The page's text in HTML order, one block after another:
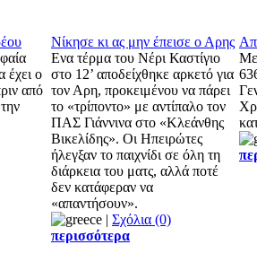
ο
από
Νίκησε κι ας μην έπεισε ο Αρης
Ενα τέρμα του Νέρι Καστίγιο
στο 12’ αποδείχθηκε αρκετό για
τον Αρη, προκειμένου να πάρει
το «τρίποντο» με αντίπαλο τον
ΠΑΣ Γιάννινα στο «Κλεάνθης
Βικελίδης». Οι Ηπειρώτες
ήλεγξαν το παιχνίδι σε όλη τη
διάρκεια του ματς, αλλά ποτέ
δεν κατάφεραν να
«απαντήσουν».
| Σχόλια (0)
περισσότερα
Με